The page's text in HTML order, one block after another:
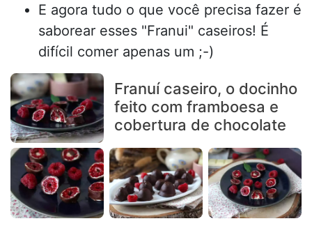
E agora tudo o que você precisa fazer é
saborear esses "Franui" caseiros! É
difícil comer apenas um ;-)
Franuí caseiro, o docinho
feito com framboesa e
cobertura de chocolate